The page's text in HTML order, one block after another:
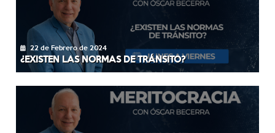
22 de Febrero de 2024
¿EXISTEN LAS NORMAS DE TRÁNSITO?